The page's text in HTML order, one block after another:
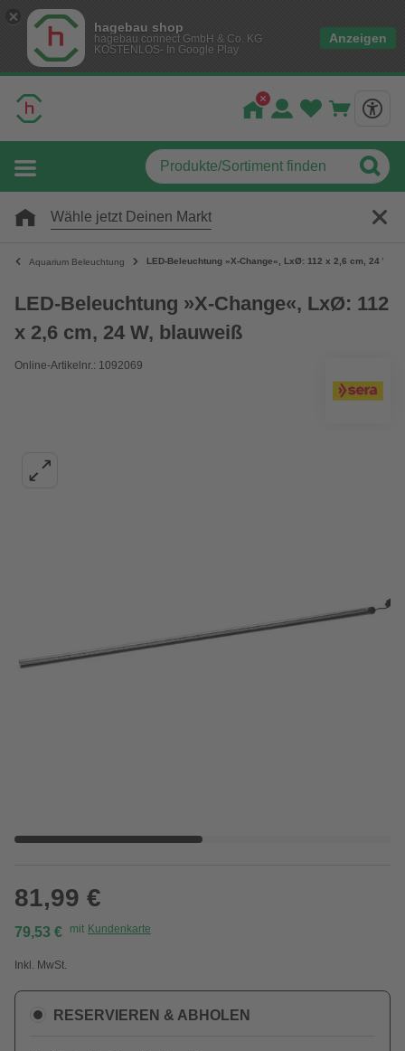
hagebau shop
hagebau connect GmbH & Co. KG
KOSTENLOS- In Google Play
Anzeigen
Wähle jetzt Deinen Markt
Aquarium Beleuchtung LED-Beleuchtung »X-Change«, LxØ: 112 x 2,6 cm, 24 W,
LED-Beleuchtung »X-Change«, LxØ: 112
x 2,6 cm, 24 W, blauweiß
Online-Artikelnr.: 1092069
81,99 €
79,53 € mit Kundenkarte
Inkl. MwSt.
RESERVIEREN & ABHOLEN